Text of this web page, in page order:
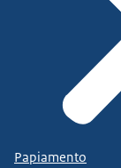
Papiamento